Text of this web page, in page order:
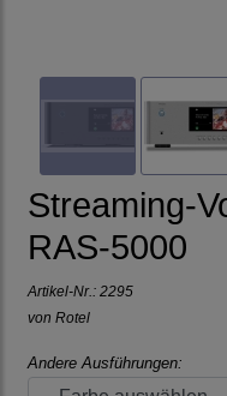
Streaming-
RAS-5000
Artikel-Nr.: 2295
von Rotel
Andere Ausführungen: